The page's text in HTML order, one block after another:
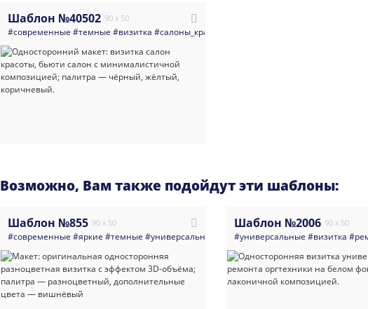
Шаблон №40502 90 x 50
#современные #темные #визитка #салоны_красоты
Возможно, Вам также подойдут эти шаблоны:
Шаблон №855 90 x 50
#современные #яркие #темные #универсальные #оригинальная #односторонняя
Шаблон №2006 90 x 50
#универсальные #визитка